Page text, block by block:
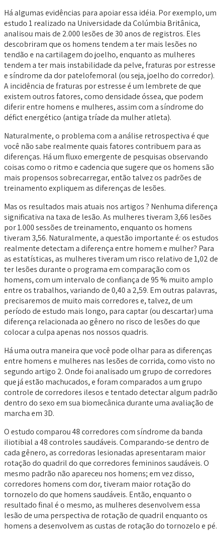
Há algumas evidências para apoiar essa idéia. Por exemplo, um
estudo 1 realizado na Universidade da Colúmbia Britânica,
analisou mais de 2.000 lesões de 30 anos de registros. Eles
descobriram que os homens tendem a ter mais lesões no
tendão e na cartilagem do joelho, enquanto as mulheres
tendem a ter mais instabilidade da pelve, fraturas por estresse
e síndrome da dor patelofemoral (ou seja, joelho do corredor).
A incidência de fraturas por estresse é um lembrete de que
existem outros fatores, como densidade óssea, que podem
diferir entre homens e mulheres, assim com a síndrome do
défict energético (antiga tríade da mulher atleta).
Naturalmente, o problema com a análise retrospectiva é que
você não sabe realmente quais fatores contribuem para as
diferenças. Há um fluxo emergente de pesquisas observando
coisas como o ritmo e cadencia que sugere que os homens são
mais propensos sobrecarregar, então talvez os padrões de
treinamento expliquem as diferenças de lesões.
Mas os resultados mais atuais nos artigos ? Nenhuma diferença
significativa na taxa de lesão. As mulheres tiveram 3,66 lesões
por 1.000 sessões de treinamento, enquanto os homens
tiveram 3,56. Naturalmente, a questão importante é: os estudos
realmente detectam a diferença entre homem e mulher? Para
as estatísticas, as mulheres tiveram um risco relativo de 1,02 de
ter lesões durante o programa em comparação com os
homens, com um intervalo de confiança de 95 % muito amplo
entre os trabalhos, variando de 0,40 a 2,59. Em outras palavras,
precisaremos de muito mais corredores e, talvez, de um
período de estudo mais longo, para captar (ou descartar) uma
diferença relacionada ao gênero no risco de lesões do que
colocar a culpa apenas nos nossos quadris.
Há uma outra maneira que você pode olhar para as diferenças
entre homens e mulheres nas lesões de corrida, como visto no
segundo artigo 2. Onde foi analisado um grupo de corredores
que já estão machucados, e foram comparados a um grupo
controle de corredores ilesos e tentado detectar algum padrão
dentro do sexo em sua biomecânica durante uma avaliação de
marcha em 3D.
O estudo comparou 48 corredores com síndrome da banda
iliotibial a 48 controles saudáveis. Comparando-se dentro de
cada gênero, as corredoras lesionadas apresentaram maior
rotação do quadril do que corredores femininos saudáveis. O
mesmo padrão não apareceu nos homens; em vez disso,
corredores homens com dor, tiveram maior rotação do
tornozelo do que homens saudáveis. Então, enquanto o
resultado final é o mesmo, as mulheres desenvolvem essa
lesão de uma perspectiva de rotação de quadril enquanto os
homens a desenvolvem as custas de rotação do tornozelo e pé.